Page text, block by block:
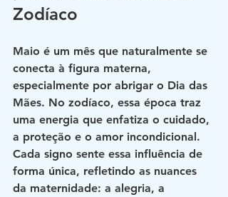
Zodíaco
Maio é um mês que naturalmente se
conecta à figura materna,
especialmente por abrigar o Dia das
Mães. No zodíaco, essa época traz
uma energia que enfatiza o cuidado,
a proteção e o amor incondicional.
Cada signo sente essa influência de
forma única, refletindo as nuances
da maternidade: a alegria, a